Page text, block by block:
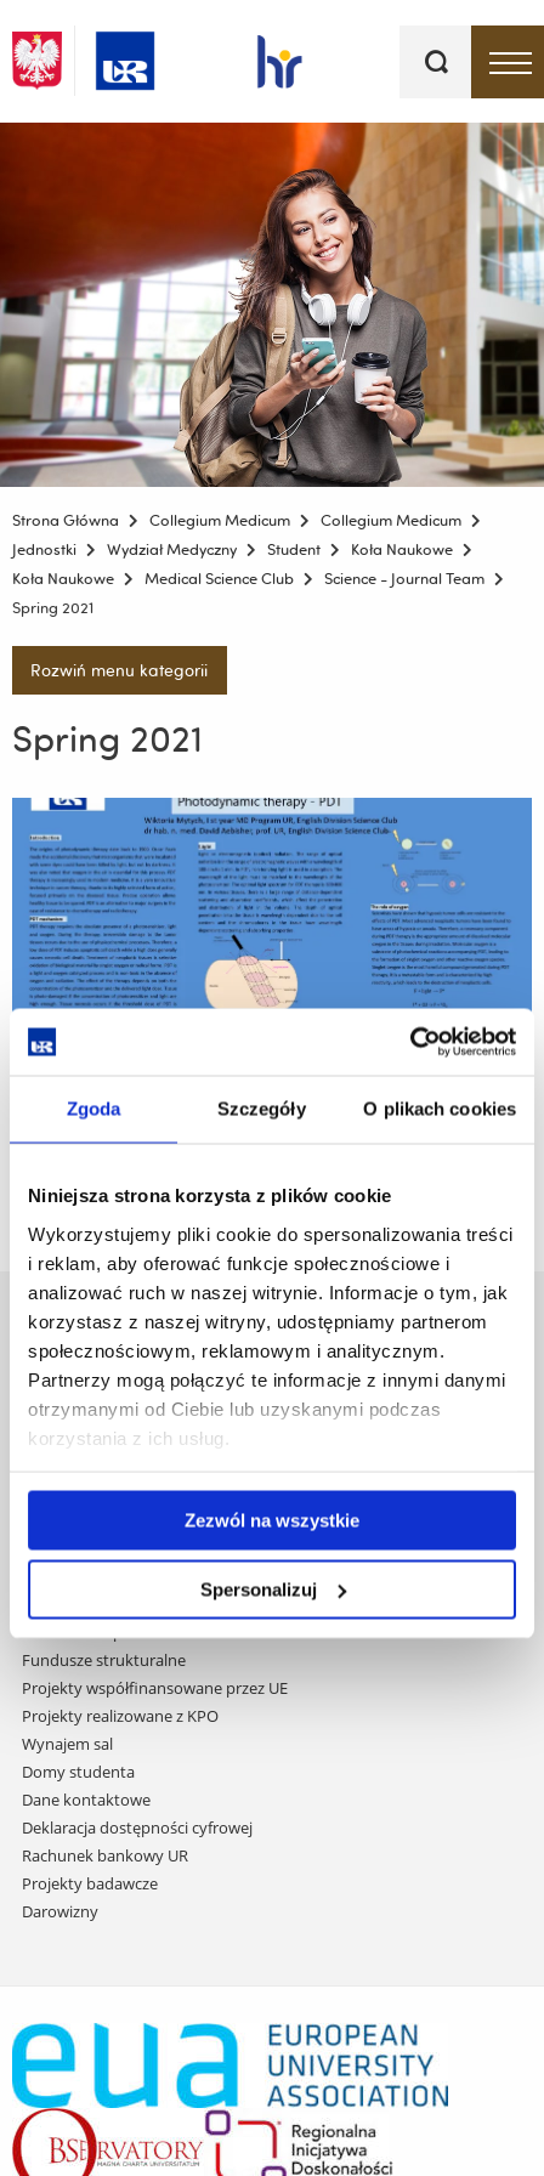
Zgoda Szczegóły O plikach cookies
Niniejsza strona korzysta z plików cookie
Wykorzystujemy pliki cookie do spersonalizowania treści
i reklam, aby oferować funkcje społecznościowe i
analizować ruch w naszej witrynie. Informacje o tym, jak
korzystasz z naszej witryny, udostępniamy partnerom
społecznościowym, reklamowym i analitycznym.
Partnerzy mogą połączyć te informacje z innymi danymi
otrzymanymi od Ciebie lub uzyskanymi podczas
korzystania z ich usług.
Zezwól na wszystkie
Spersonalizuj
kluczowe
Strona Główna Collegium Medicum
Collegium Medicum
Jednostki
Wydział Medyczny Student
Koła Naukowe
Koła Naukowe
Medical Science Club
Science - Journal Team
Spring 2021
Rozwiń menu kategorii
Spring 2021
Uniwersytet Rzeszowski
Al. Tadeusza Rejtana 16C
35-959 Rzeszów
Pomiń
treści
Polityka prywatności
Biblioteka
Covid info
Fundusze strukturalne
Projekty współfinansowane przez UE
Projekty realizowane z KPO
Wynajem sal
Domy studenta
Dane kontaktowe
Deklaracja dostępności cyfrowej
Rachunek bankowy UR
Projekty badawcze
Darowizny